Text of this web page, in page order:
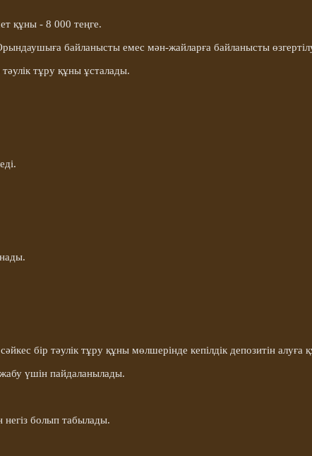
құны - 8 000 теңге.
байланысты емес мән-жайларға байланысты
тұру құны ұсталады.
бір тәулік тұру құны мөлшерінде кепілдік депозитін алуға
үшін пайдаланылады.
негіз болып табылады.